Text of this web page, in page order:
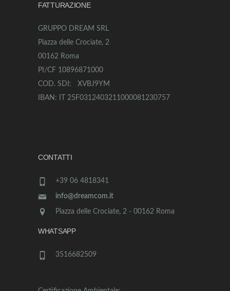
FATTURAZIONE
GRUPPO DREAM SRL
Piazza delle Crociate, 2
00162 Roma
PI/CF 10896871000
COD. SDI: XVBJ9YM
IBAN: IT 25F0312403211000081230757
CONTATTI
+39 06 4818341
info@dreamcom.it
Piazza delle Crociate, 2 - 00162 Roma
WHATSAPP
3516682509